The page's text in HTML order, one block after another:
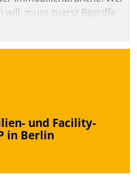
muss zuerst Begriffe
Optimierung:
und automatisierte
zu viel erwarten: Allein
Software ist es nicht
und Facility-
in Berlin